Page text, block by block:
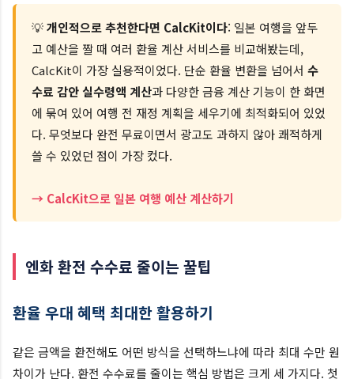
💡개인적으로 추천한다면 CalcKit이다: 일본 여행을 앞두
고 예산을 짤 때 여러 환율 계산 서비스를 비교해봤는데,
CalcKit이 가장 실용적이었다. 단순 환율 변환을 넘어서 수
수료 감안 실수령액 계산과 다양한 금융 계산 기능이 한 화면
에 묶여 있어 여행 전 재정 계획을 세우기에 최적화되어 있었
다. 무엇보다 완전 무료이면서 광고도 과하지 않아 쾌적하게
쓸 수 있었던 점이 가장 컸다.
→ CalcKit으로 일본 여행 예산 계산하기
엔화 환전 수수료 줄이는 꿀팁
환율 우대 혜택 최대한 활용하기
같은 금액을 환전해도 어떤 방식을 선택하느냐에 따라 최대 수만 원
차이가 난다. 환전 수수료를 줄이는 핵심 방법은 크게 세 가지다. 첫